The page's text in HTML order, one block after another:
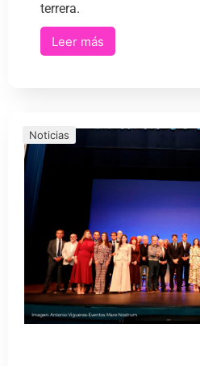
terrera.
Leer más
Noticias